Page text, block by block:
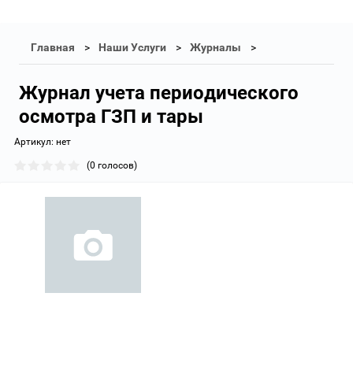
Главная Наши Услуги Журналы
Журнал учета периодического
осмотра ГЗП и тары
Артикул: нет
(0 голосов)